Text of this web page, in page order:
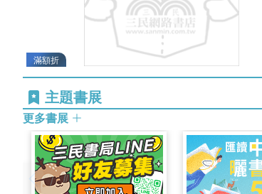
滿額折
主題書展
更多書展